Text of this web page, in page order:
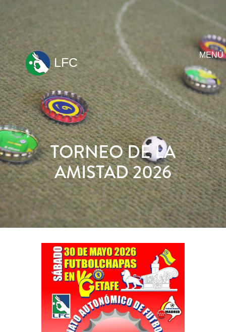
MENÚ
ir
al
contenido
LFC
TORNEO DE LA
AMISTAD 2026